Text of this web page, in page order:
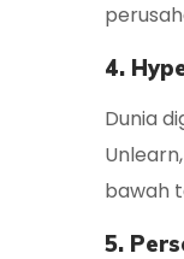
4.
Dunia
bawah
5.